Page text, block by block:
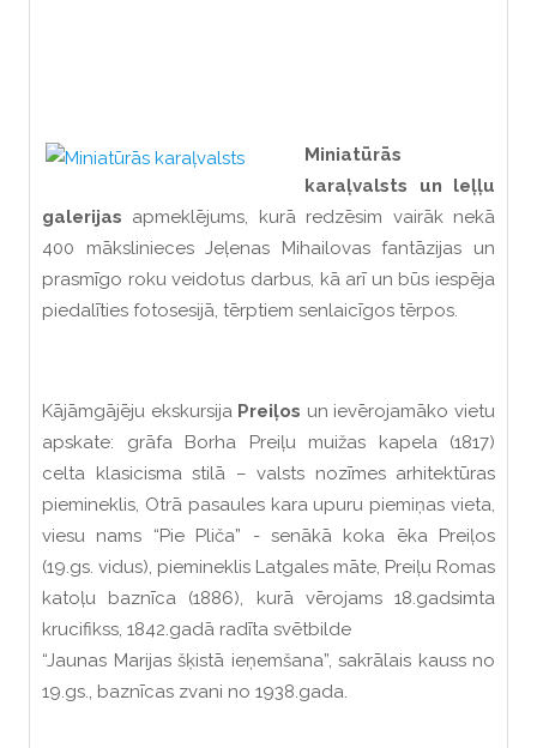
Miniatūrās
karaļvalsts un leļļu
galerijas apmeklējums, kurā redzēsim vairāk nekā
400 mākslinieces Jeļenas Mihailovas fantāzijas un
prasmīgo roku veidotus darbus, kā arī un būs iespēja
piedalīties fotosesijā, tērptiem senlaicīgos tērpos.
Kājāmgājēju ekskursija Preiļos un ievērojamāko vietu
apskate: grāfa Borha Preiļu muižas kapela (1817)
celta klasicisma stilā – valsts nozīmes arhitektūras
piemineklis, Otrā pasaules kara upuru piemiņas vieta,
viesu nams “Pie Pliča” - senākā koka ēka Preiļos
(19.gs. vidus), piemineklis Latgales māte, Preiļu Romas
katoļu baznīca (1886), kurā vērojams 18.gadsimta
krucifikss, 1842.gadā radīta svētbilde
“Jaunas Marijas šķistā ieņemšana”, sakrālais kauss no
19.gs., baznīcas zvani no 1938.gada.